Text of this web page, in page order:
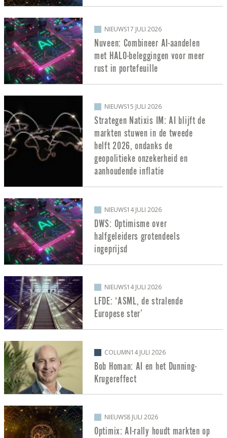
NIEUWS17 JULI 2026
Nuveen: Combineer AI-aandelen
met HALO-beleggingen voor meer
rust in portefeuille
NIEUWS15 JULI 2026
Strategen Natixis IM: AI blijft de
markten stuwen in de tweede
helft 2026, ondanks de
geopolitieke onzekerheid en
aanhoudende inflatie
NIEUWS14 JULI 2026
DWS: Optimisme over
halfgeleiders grotendeels
ingeprijsd
NIEUWS14 JULI 2026
LFDE: ‘ASML, de stralende
Europese ster’
COLUMN14 JULI 2026
Bob Homan: AI en het Dunning-
Krugereffect
NIEUWS8 JULI 2026
Optimix: AI-rally houdt markten op